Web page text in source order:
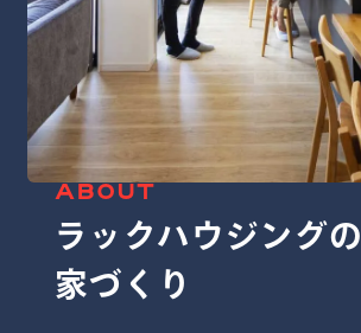
ABOUT
ラックハウジングの
家づくり